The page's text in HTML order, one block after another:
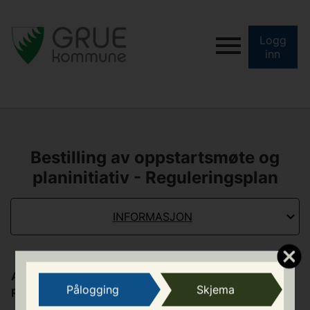
Pålogging Skjema
Logg
inn
Bestilling av oppstartsmøte og
planinitiativ - Reguleringsplan
INFORMASJON
Anmodning om oppstartsmøte planinitiativ -
Reguleringsplan